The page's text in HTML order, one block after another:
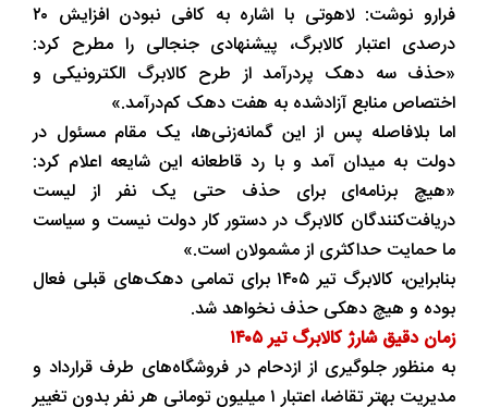
فرارو نوشت: لاهوتی با اشاره به کافی نبودن افزایش ۲۰
درصدی اعتبار کالابرگ، پیشنهادی جنجالی را مطرح کرد:
«حذف سه دهک پردرآمد از طرح کالابرگ الکترونیکی و
اختصاص منابع آزادشده به هفت دهک کم‌درآمد.»
اما بلافاصله پس از این گمانه‌زنی‌ها، یک مقام مسئول در
دولت به میدان آمد و با رد قاطعانه این شایعه اعلام کرد:
«هیچ برنامه‌ای برای حذف حتی یک نفر از لیست
دریافت‌کنندگان کالابرگ در دستور کار دولت نیست و سیاست
ما حمایت حداکثری از مشمولان است.»
بنابراین، کالابرگ تیر ۱۴۰۵ برای تمامی دهک‌های قبلی فعال
بوده و هیچ دهکی حذف نخواهد شد.
زمان دقیق شارژ کالابرگ تیر ۱۴۰۵
به منظور جلوگیری از ازدحام در فروشگاه‌های طرف قرارداد و
مدیریت بهتر تقاضا، اعتبار ۱ میلیون تومانی هر نفر بدون تغییر